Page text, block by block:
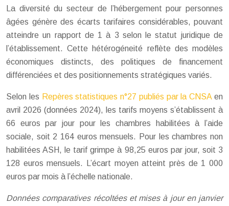
La diversité du secteur de l’hébergement pour personnes
âgées génère des écarts tarifaires considérables, pouvant
atteindre un rapport de 1 à 3 selon le statut juridique de
l’établissement. Cette hétérogéneité reflète des modèles
économiques distincts, des politiques de financement
différenciées et des positionnements stratégiques variés.
Selon les Repères statistiques n°27 publiés par la CNSA en
avril 2026 (données 2024), les tarifs moyens s’établissent à
66 euros par jour pour les chambres habilitées à l’aide
sociale, soit 2 164 euros mensuels. Pour les chambres non
habilitées ASH, le tarif grimpe à 98,25 euros par jour, soit 3
128 euros mensuels. L’écart moyen atteint près de 1 000
euros par mois à l’échelle nationale.
Données comparatives récoltées et mises à jour en janvier